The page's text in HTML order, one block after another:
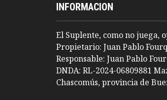
INFORMACION
El Suplente, como no juega,
Propietario: Juan Pablo
Responsable: Juan Pablo
DNDA: RL-2024-06809881
Chascomús, provincia de